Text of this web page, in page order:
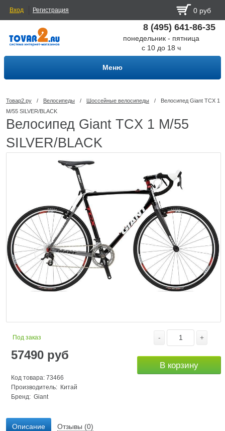
Вход Регистрация 0 руб
8 (495) 641-86-35
понедельник - пятница
с 10 до 18 ч
Меню
Товар2.ру / Велосипеды / Шоссейные велосипеды /
Велосипед Giant TCX 1
M/55 SILVER/BLACK
Велосипед Giant TCX 1 M/55
SILVER/BLACK
Под заказ
57490 руб
Код товара: 73466
Производитель: Китай
Бренд: Giant
- +
В корзину
Описание Отзывы (0)